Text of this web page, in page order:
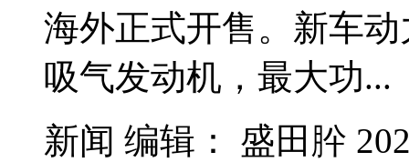
海外正式开售。新车
吸气发动机，最大功...
新闻 编辑： 盛田肸